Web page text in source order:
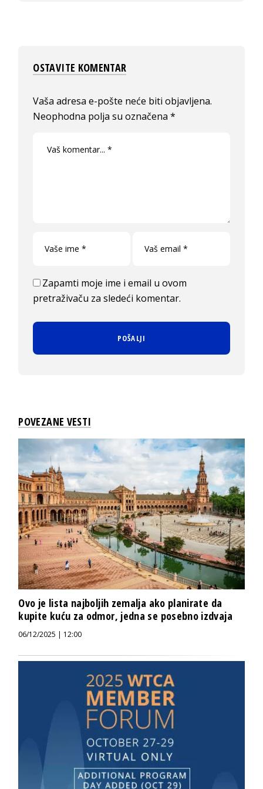
OSTAVITE KOMENTAR
Vaša adresa e-pošte neće biti objavljena.
Neophodna polja su označena*
Zapamti moje ime i email u ovom
pretraživaču za sledeći komentar.
POVEZANE VESTI
Ovo je lista najboljih zemalja ako planirate da
kupite kuću za odmor, jedna se posebno izdvaja
06/12/2025 | 12:00